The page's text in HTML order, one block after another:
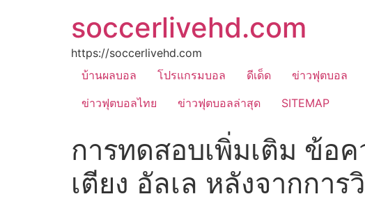
soccerlivehd.com
https://soccerlivehd.com
บ้านผลบอล
โปรแกรมบอล ดีเด็ด ข่าวฟุตบอล
ข่าวฟุตบอลไทย
ข่าวฟุตบอลล่าสุด SITEMAP
การทดสอบเพิ่มเติม ข้อ
เตียง อัลเล หลังจากกา